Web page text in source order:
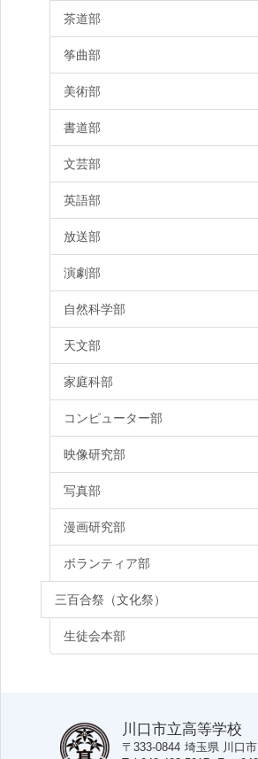
茶道部
筝曲部
美術部
書道部
文芸部
英語部
放送部
演劇部
自然科学部
天文部
家庭科部
コンピューター部
映像研究部
写真部
漫画研究部
ボランティア部
三百合祭（文化祭）
生徒会本部
川口市立高等学校
〒333-0844 埼玉県 川口市